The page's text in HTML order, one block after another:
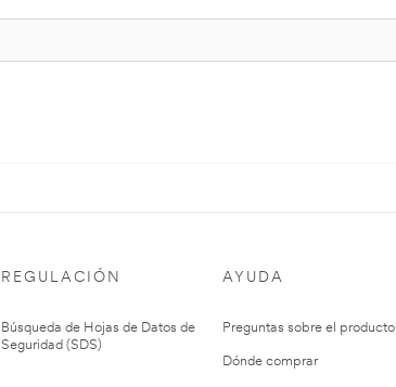
REGULACIÓN
Búsqueda de Hojas de Datos de
Seguridad (SDS)
AYUDA
Preguntas sobre el producto
Dónde comprar